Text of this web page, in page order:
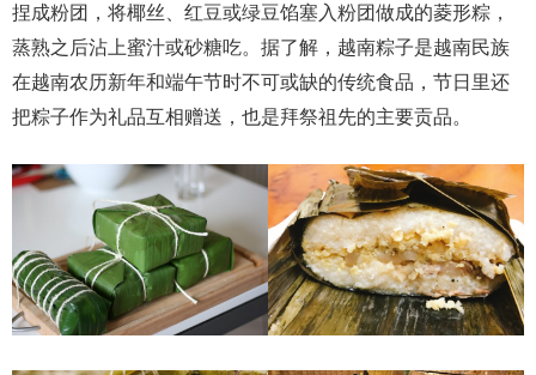
捏成粉团，将椰丝、红豆或绿豆馅塞入粉团做成的菱形粽，
蒸熟之后沾上蜜汁或砂糖吃。据了解，越南粽子是越南民族
在越南农历新年和端午节时不可或缺的传统食品，节日里还
把粽子作为礼品互相赠送，也是拜祭祖先的主要贡品。